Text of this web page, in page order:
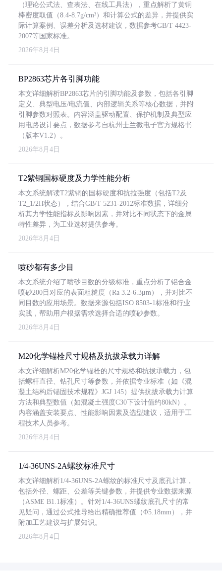
（理论公式法、查表法、在线工具法），重点解析了黄铜
棒密度取值（8.4-8.7g/cm³）和计算公式的差异，并提供实
际计算案例、误差分析及选材建议，数据参考GB/T 4423-
2007等国家标准。
2026年8月4日
BP2863芯片各引脚功能
本文详细解析BP2863芯片的引脚功能及参数，包括各引脚
定义、典型电压/电流值、内部逻辑关系等核心数据，并附
引脚参数对照表。内容涵盖驱动配置、保护机制及典型应
用电路设计要点，数据参考自杭州士兰微电子官方规格书
（版本V1.2）。
2026年8月4日
T2紫铜国标硬度及力学性能分析
本文系统解读T2紫铜的国标硬度和抗拉强度（包括T2及
T2_1/2H状态），结合GB/T 5231-2012标准数据，详细分
析其力学性能指标及影响因素，并对比不同状态下的金属
特性差异，为工业选材提供参考。
2026年8月4日
喷砂都有多少目
本文系统介绍了喷砂目数的分级标准，重点分析了铝合金
喷砂200目对应的表面粗糙度（Ra 3.2-6.3μm），并对比不
同目数的应用场景。数据来源包括ISO 8503-1标准和行业
实践，帮助用户根据需求选择合适的喷砂参数。
2026年8月4日
M20化学锚栓尺寸规格及抗拔承载力详解
本文详细解析M20化学锚栓的尺寸规格和抗拔承载力，包
括螺杆直径、钻孔尺寸等参数，并依据专业标准（如《混
凝土结构后锚固技术规程》JGJ 145）提供抗拔承载力计算
方法和典型数值（如混凝土强度C30下设计值约80kN）。
内容涵盖安装要点、性能影响因素及选型建议，适用于工
程技术人员参考。
2026年8月4日
1/4-36UNS-2A螺纹标准尺寸
本文详细解析1/4-36UNS-2A螺纹的标准尺寸及底孔计算，
包括外径、螺距、公差等关键参数，并提供专业数据来源
（ASME B1.1标准）。针对1/4-36UNS螺纹底孔尺寸的常
见疑问，通过公式推导给出精确推荐值（Φ5.18mm），并
附加工艺建议与扩展知识。
2026年8月4日